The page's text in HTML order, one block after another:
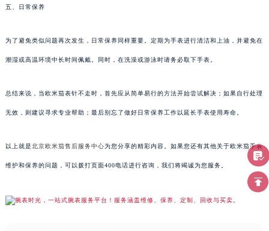
五、日常保养
为了避免类似问题再次发生，日常保养同样重要。定期为手表进行清洁和上油，并避免在
潮湿或高温环境中长时间佩戴。同时，在洗澡或游泳时请务必取下手表。
总结来说，当欧米茄表针不走时，首先应从简单易行的方法开始尝试解决；如果自行处理
无效，则建议寻求专业帮助；最后别忘了做好日常保养工作以延长手表使用寿命。
以上就是北京欧米茄售后服务中心为您分享的精彩内容。如果您还有其他关于欧米茄手表
维护和保养的问题，可以拨打页面400电话进行咨询，我们将竭诚为您服务。